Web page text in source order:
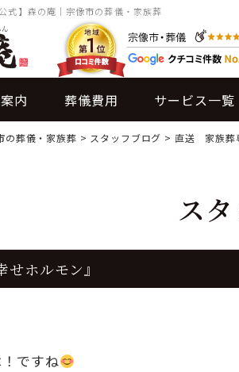
】森の庵｜宗像市の葬儀・家族葬
内 葬儀費用 サービス一覧
の葬儀・家族葬 > スタッフブログ > 直送 家族葬
ス
ホルモン』
ですね